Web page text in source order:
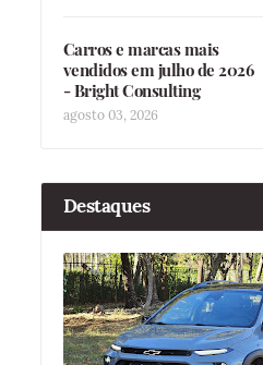
Carros e marcas mais
vendidos em julho de 2026
- Bright Consulting
agosto 03, 2026
Destaques